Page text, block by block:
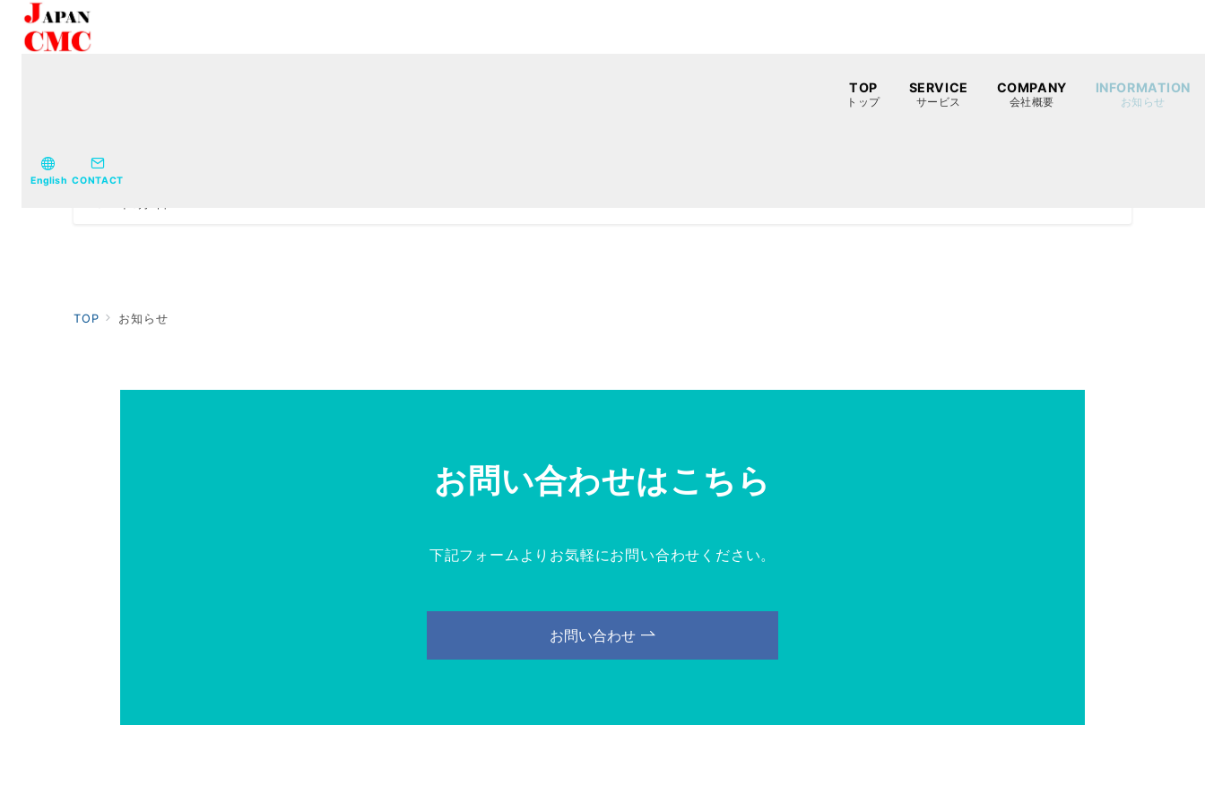
TOP
トップ
SERVICE
サービス
COMPANY
会社概要
INFORMATION
お知らせ
English CONTACT
コーポレートサイト公開のお知らせ
TOP お知らせ
お問い合わせはこちら
下記フォームより お気軽にお問い合わせください。
お問い合わせ